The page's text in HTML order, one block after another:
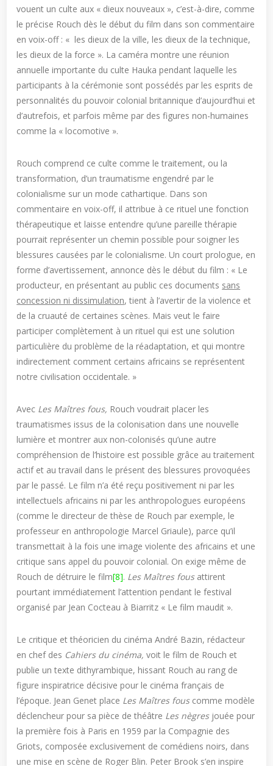
vouent un culte aux « dieux nouveaux », c’est-à-dire, comme
le précise Rouch dès le début du film dans son commentaire
en voix-off : « les dieux de la ville, les dieux de la technique,
les dieux de la force ». La caméra montre une réunion
annuelle importante du culte Hauka pendant laquelle les
participants à la cérémonie sont possédés par les esprits de
personnalités du pouvoir colonial britannique d’aujourd’hui et
d’autrefois, et parfois même par des figures non-humaines
comme la « locomotive ».
Rouch comprend ce culte comme le traitement, ou la
transformation, d’un traumatisme engendré par le
colonialisme sur un mode cathartique. Dans son
commentaire en voix-off, il attribue à ce rituel une fonction
thérapeutique et laisse entendre qu’une pareille thérapie
pourrait représenter un chemin possible pour soigner les
blessures causées par le colonialisme. Un court prologue, en
forme d’avertissement, annonce dès le début du film : « Le
producteur, en présentant au public ces documents sans
concession ni dissimulation, tient à l’avertir de la violence et
de la cruauté de certaines scènes. Mais veut le faire
participer complètement à un rituel qui est une solution
particulière du problème de la réadaptation, et qui montre
indirectement comment certains africains se représentent
notre civilisation occidentale. »
Avec Les Maîtres fous, Rouch voudrait placer les
traumatismes issus de la colonisation dans une nouvelle
lumière et montrer aux non-colonisés qu’une autre
compréhension de l’histoire est possible grâce au traitement
actif et au travail dans le présent des blessures provoquées
par le passé. Le film n’a été reçu positivement ni par les
intellectuels africains ni par les anthropologues européens
(comme le directeur de thèse de Rouch par exemple, le
professeur en anthropologie Marcel Griaule), parce qu’il
transmettait à la fois une image violente des africains et une
critique sans appel du pouvoir colonial. On exige même de
Rouch de détruire le film[8]. Les Maîtres fousattirent
pourtant immédiatement l’attention pendant le festival
organisé par Jean Cocteau à Biarritz « Le film maudit ».
Le critique et théoricien du cinéma André Bazin, rédacteur
en chef des Cahiers du cinéma,voit le film de Rouch et
publie un texte dithyrambique, hissant Rouch au rang de
figure inspiratrice décisive pour le cinéma français de
l’époque. Jean Genet place Les Maîtres fouscomme modèle
déclencheur pour sa pièce de théâtre Les nègres jouée pour
la première fois à Paris en 1959 par la Compagnie des
Griots, composée exclusivement de comédiens noirs, dans
une mise en scène de Roger Blin. Peter Brook s’en inspire